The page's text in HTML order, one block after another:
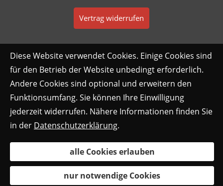
Vertrag widerrufen
Diese Website verwendet Cookies. Einige Cookies sind
für den Betrieb der Website unbedingt erforderlich.
Andere Cookies sind optional und erweitern den
Funktionsumfang. Sie können Ihre Einwilligung
jederzeit widerrufen. Nähere Informationen finden Sie
in der Datenschutzerklärung.
alle Cookies erlauben
nur notwendige Cookies